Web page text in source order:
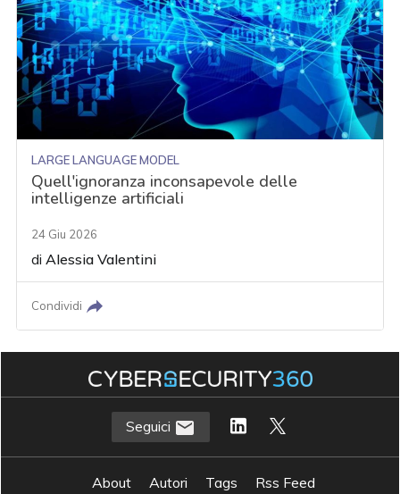
LARGE LANGUAGE MODEL
Quell'ignoranza inconsapevole delle
intelligenze artificiali
24 Giu 2026
diAlessia Valentini
Condividi
Seguici
About Autori Tags
Rss Feed